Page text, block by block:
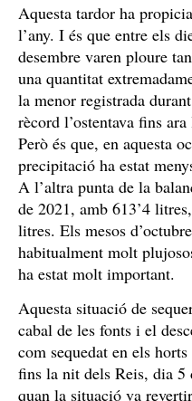
Aquesta tardor ha
l’any. I és que entre els
desembre varen ploure
una quantitat
la menor registrada
rècord l’ostentava fins
Però és que, en aquesta
precipitació ha estat
A l’altra punta de la
de 2021, amb 613’4
litres. Els mesos
habitualment molt
ha estat molt important.
Aquesta situació de
cabal de les fonts i el
com sequedat en els
fins la nit dels Reis, dia 5
quan la situació va